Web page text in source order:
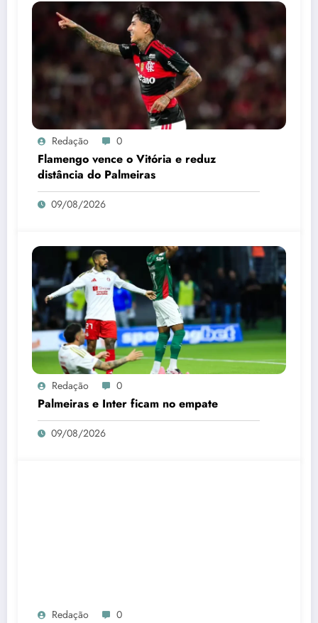
Redação 0
Flamengo vence o Vitória e reduz
distância do Palmeiras
09/08/2026
Redação 0
Palmeiras e Inter ficam no empate
09/08/2026
Redação 0